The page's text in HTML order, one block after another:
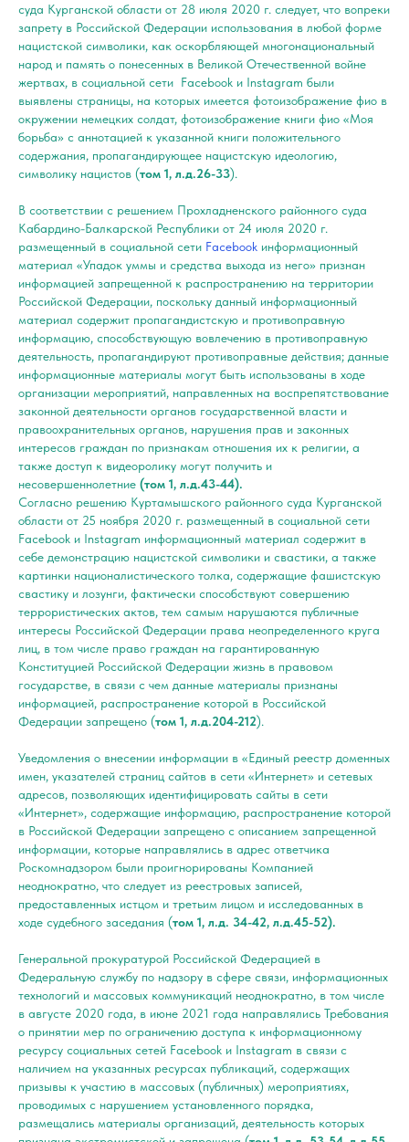
суда Курганской области от 28 июля 2020 г. следует, что вопреки
запрету в Российской Федерации использования в любой форме
нацистской символики, как оскорбляющей многонациональный
народ и память о понесенных в Великой Отечественной войне
жертвах, в социальной сети Facebook и Instagram были
выявлены страницы, на которых имеется фотоизображение фио в
окружении немецких солдат, фотоизображение книги фио «Моя
борьба» с аннотацией к указанной книги положительного
содержания, пропагандирующее нацистскую идеологию,
символику нацистов (том 1, л.д.26-33).
В соответствии с решением Прохладненского районного суда
Кабардино-Балкарской Республики от 24 июля 2020 г.
размещенный в социальной сети Facebook информационный
материал «Упадок уммы и средства выхода из него» признан
информацией запрещенной к распространению на территории
Российской Федерации, поскольку данный информационный
материал содержит пропагандистскую и противоправную
информацию, способствующую вовлечению в противоправную
деятельность, пропагандируют противоправные действия; данные
информационные материалы могут быть использованы в ходе
организации мероприятий, направленных на воспрепятствование
законной деятельности органов государственной власти и
правоохранительных органов, нарушения прав и законных
интересов граждан по признакам отношения их к религии, а
также доступ к видеоролику могут получить и
несовершеннолетние (том 1, л.д.43-44).
Согласно решению Куртамышского районного суда Курганской
области от 25 ноября 2020 г. размещенный в социальной сети
Facebook и Instagram информационный материал содержит в
себе демонстрацию нацистской символики и свастики, а также
картинки националистического толка, содержащие фашистскую
свастику и лозунги, фактически способствуют совершению
террористических актов, тем самым нарушаются публичные
интересы Российской Федерации права неопределенного круга
лиц, в том числе право граждан на гарантированную
Конституцией Российской Федерации жизнь в правовом
государстве, в связи с чем данные материалы признаны
информацией, распространение которой в Российской
Федерации запрещено (том 1, л.д.204-212).
Уведомления о внесении информации в «Единый реестр доменных
имен, указателей страниц сайтов в сети «Интернет» и сетевых
адресов, позволяющих идентифицировать сайты в сети
«Интернет», содержащие информацию, распространение которой
в Российской Федерации запрещено с описанием запрещенной
информации, которые направлялись в адрес ответчика
Роскомнадзором были проигнорированы Компанией
неоднократно, что следует из реестровых записей,
предоставленных истцом и третьим лицом и исследованных в
ходе судебного заседания (том 1, л.д. 34-42, л.д.45-52).
Генеральной прокуратурой Российской Федерацией в
Федеральную службу по надзору в сфере связи, информационных
технологий и массовых коммуникаций неоднократно, в том числе
в августе 2020 года, в июне 2021 года направлялись Требования
о принятии мер по ограничению доступа к информационному
ресурсу социальных сетей Facebook и Instagram в связи с
наличием на указанных ресурсах публикаций, содержащих
призывы к участию в массовых (публичных) мероприятиях,
проводимых с нарушением установленного порядка,
размещались материалы организаций, деятельность которых